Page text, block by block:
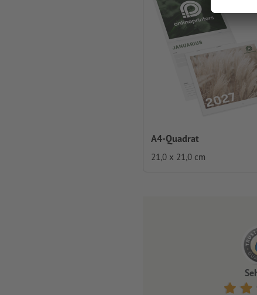
A4-Quadrat
21,0 x 21,0 cm